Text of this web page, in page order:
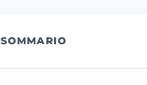
SOMMARIO